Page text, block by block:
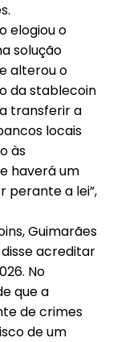
elogiou o
solução
alterou o
da stablecoin
transferir a
locais
às
haverá um
perante a lei”,
Guimarães
acreditar
No
que a
de crimes
de um